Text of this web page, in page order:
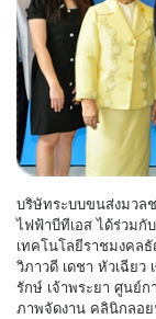
บริษัทระบบขนส่งมวล
ไฟฟ้าบีทีเอส ได้ร่วม
เทคโนโลยีราชมงคล
วิภาวดี เดชา หัวเฉีย
รักษ์ เจ้าพระยา ศูนย์ก
ภาพจัดงาน คลินิกลอย